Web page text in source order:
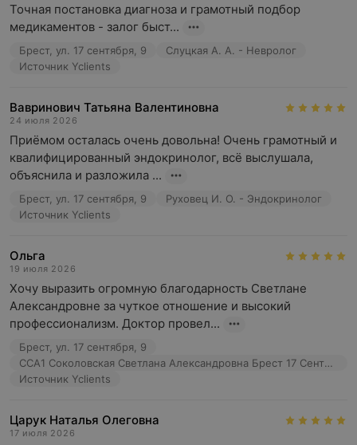
Точная постановка диагноза и грамотный подбор
медикаментов - залог быст...
Брест, ул. 17 сентября, 9
Слуцкая А. А. - Невролог
Источник Yclients
Вавринович Татьяна Валентиновна
24 июля 2026
Приёмом осталась очень довольна! Очень грамотный и
квалифицированный эндокринолог, всё выслушала,
объяснила и разложила ...
Брест, ул. 17 сентября, 9
Руховец И. О. - Эндокринолог
Источник Yclients
Ольга
19 июля 2026
Хочу выразить огромную благодарность Светлане
Александровне за чуткое отношение и высокий
профессионализм. Доктор провел...
Брест, ул. 17 сентября, 9
ССА1 Соколовская Светлана Александровна Брест 17 Сентября
Источник Yclients
Царук Наталья Олеговна
17 июля 2026